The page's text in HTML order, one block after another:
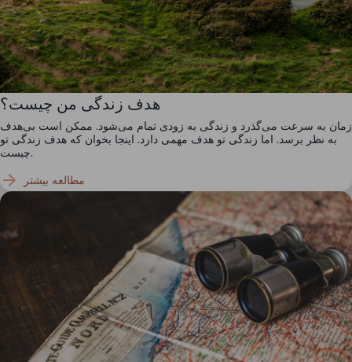
هدف زندگی من چیست؟
زمان به سرعت می‌گذرد و زندگی به زودی تمام می‌شود. ممکن است بی‌هدف
به نظر برسد. اما زندگی تو هدف مهمی دارد. اینجا بخوان که هدف زندگی تو
چیست.
مطالعه بیشتر